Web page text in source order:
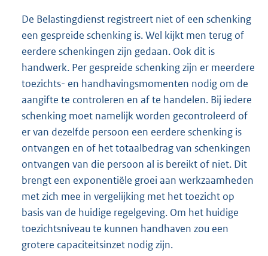
De Belastingdienst registreert niet of een schenking
een gespreide schenking is. Wel kijkt men terug of
eerdere schenkingen zijn gedaan. Ook dit is
handwerk. Per gespreide schenking zijn er meerdere
toezichts- en handhavingsmomenten nodig om de
aangifte te controleren en af te handelen. Bij iedere
schenking moet namelijk worden gecontroleerd of
er van dezelfde persoon een eerdere schenking is
ontvangen en of het totaalbedrag van schenkingen
ontvangen van die persoon al is bereikt of niet. Dit
brengt een exponentiële groei aan werkzaamheden
met zich mee in vergelijking met het toezicht op
basis van de huidige regelgeving. Om het huidige
toezichtsniveau te kunnen handhaven zou een
grotere capaciteitsinzet nodig zijn.